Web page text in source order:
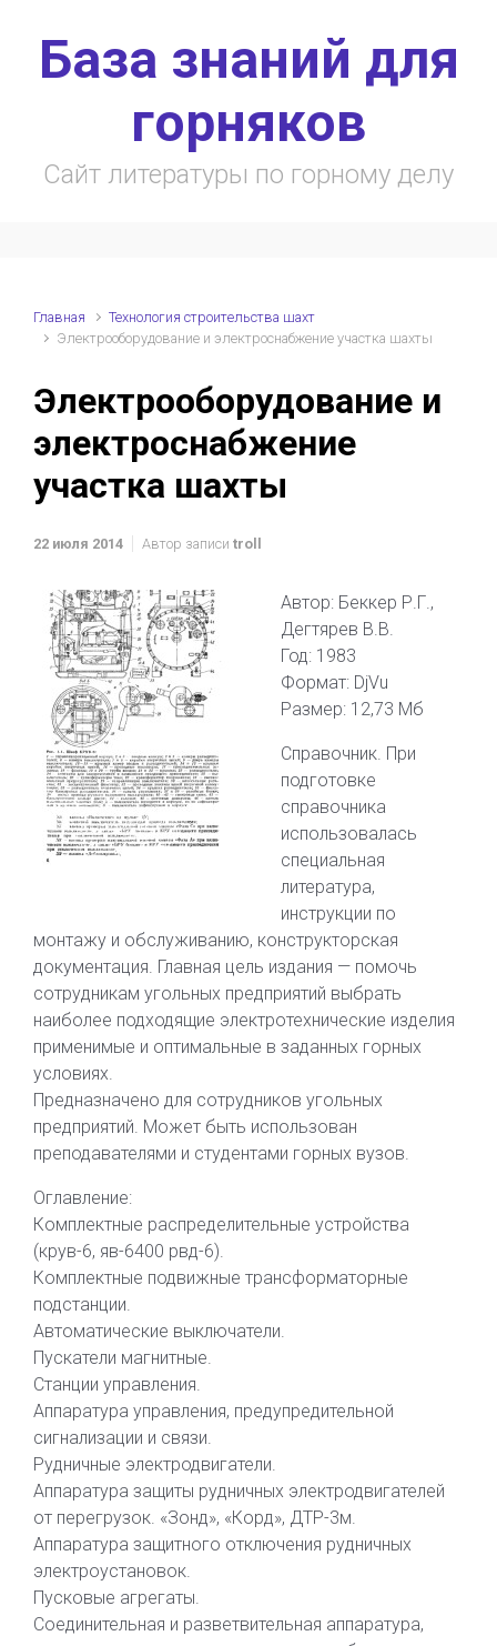
База знаний для
горняков
Сайт литературы по горному делу
Главная
Технология строительства шахт
Электрооборудование и электроснабжение участка шахты
Электрооборудование и
электроснабжение
участка шахты
22 июля 2014 Автор записи troll
Автор: Беккер Р.Г.,
Дегтярев В.В.
Год: 1983
Формат: DjVu
Размер: 12,73 Мб
Справочник. При
подготовке
справочника
использовалась
специальная
литература,
инструкции по
монтажу и обслуживанию, конструкторская
документация. Главная цель издания — помочь
сотрудникам угольных предприятий выбрать
наиболее подходящие электротехнические изделия
применимые и оптимальные в заданных горных
условиях.
Предназначено для сотрудников угольных
предприятий. Может быть использован
преподавателями и студентами горных вузов.
Оглавление:
Комплектные распределительные устройства
(крув-6, яв-6400 рвд-6).
Комплектные подвижные трансформаторные
подстанции.
Автоматические выключатели.
Пускатели магнитные.
Станции управления.
Аппаратура управления, предупредительной
сигнализации и связи.
Рудничные электродвигатели.
Аппаратура защиты рудничных электродвигателей
от перегрузок. «Зонд», «Корд», ДТР-3м.
Аппаратура защитного отключения рудничных
электроустановок.
Пусковые агрегаты.
Соединительная и разветвительная аппаратура,